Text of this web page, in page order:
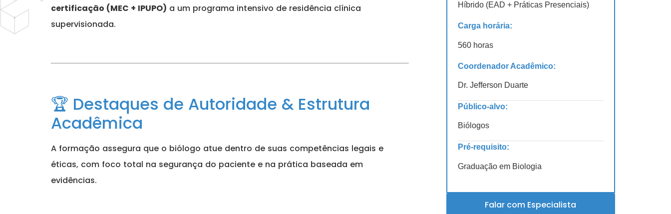
certificação (MEC + IPUPO) a um programa intensivo de residência clínica
supervisionada.
🏆 Destaques de Autoridade & Estrutura
Acadêmica
A formação assegura que o biólogo atue dentro de suas competências legais e
éticas, com foco total na segurança do paciente e na prática baseada em
evidências.
Híbrido (EAD + Práticas Presenciais)
Carga horária:
560 horas
Coordenador Acadêmico:
Dr. Jefferson Duarte
Público-alvo:
Biólogos
Pré-requisito:
Graduação em Biologia
Falar com Especialista